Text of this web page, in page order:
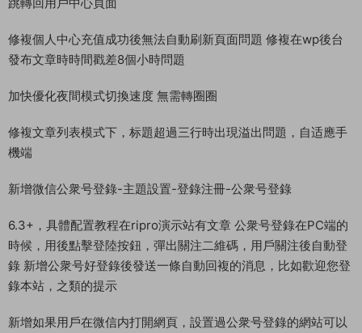
修複個人中心充值成功後無法自動刷新頁面問題 修複在wp後台
發布文章時時間戳差8個小時問題
加快優化夜間模式切換速度 無需轉圈圈
修複文章列表模式下，标題超過三行時出現溢出問題，自适應手
機端
新增微信公衆号登錄-主題設置-登錄注冊-公衆号登錄
6.3+，具體配置教程在ripro演示站有文章 公衆号登錄在PC端的
時候，用後點擊登陸按鈕，彈出關注二維碼，用戶關注後自動登
錄 新增公衆号好登錄後發送一條自動回複的消息，比如歡迎您登
錄本站，之類的提示
新增如果用戶在微信内打開網頁，設置過公衆号登錄的網站可以